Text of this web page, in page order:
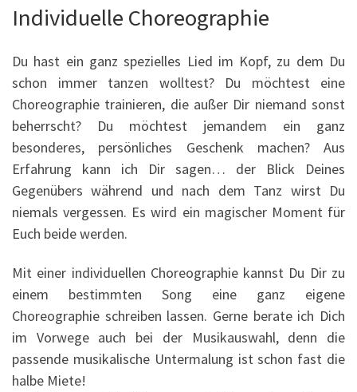
Individuelle Choreographie
Du hast ein ganz spezielles Lied im Kopf, zu dem Du
schon immer tanzen wolltest? Du möchtest eine
Choreographie trainieren, die außer Dir niemand sonst
beherrscht? Du möchtest jemandem ein ganz
besonderes, persönliches Geschenk machen? Aus
Erfahrung kann ich Dir sagen… der Blick Deines
Gegenübers während und nach dem Tanz wirst Du
niemals vergessen. Es wird ein magischer Moment für
Euch beide werden.
Mit einer individuellen Choreographie kannst Du Dir zu
einem bestimmten Song eine ganz eigene
Choreographie schreiben lassen. Gerne berate ich Dich
im Vorwege auch bei der Musikauswahl, denn die
passende musikalische Untermalung ist schon fast die
halbe Miete!